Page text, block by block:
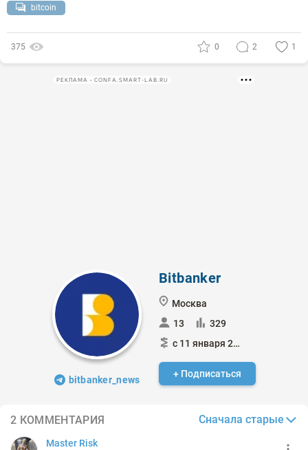
bitcoin
375 0 2 1
РЕКЛАМА • CONFA.SMART-LAB.RU
bitbanker_news
Bitbanker
Москва
13
329
с 11 января 2023
+ Подписаться
2 КОММЕНТАРИЯ Сначала старые
Master Risk